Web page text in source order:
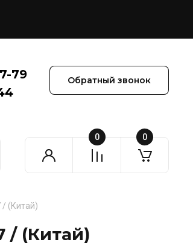
79
Обратный звонок
0 0
/ (Китай)
/ (Китай)